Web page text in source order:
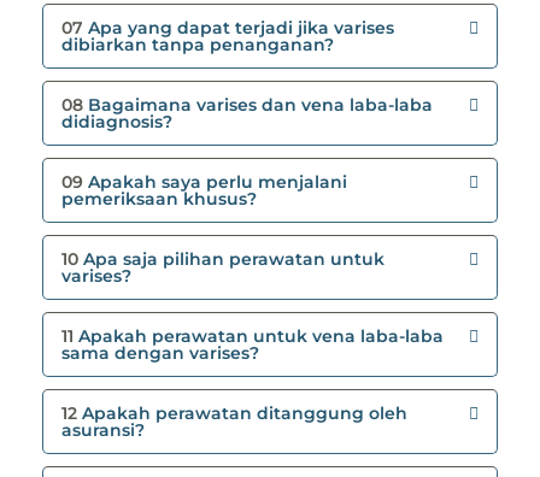
07 Apa yang dapat terjadi jika varises
dibiarkan tanpa penanganan?
08 Bagaimana varises dan vena laba-laba
didiagnosis?
09 Apakah saya perlu menjalani
pemeriksaan khusus?
10 Apa saja pilihan perawatan untuk
varises?
11 Apakah perawatan untuk vena laba-laba
sama dengan varises?
12 Apakah perawatan ditanggung oleh
asuransi?